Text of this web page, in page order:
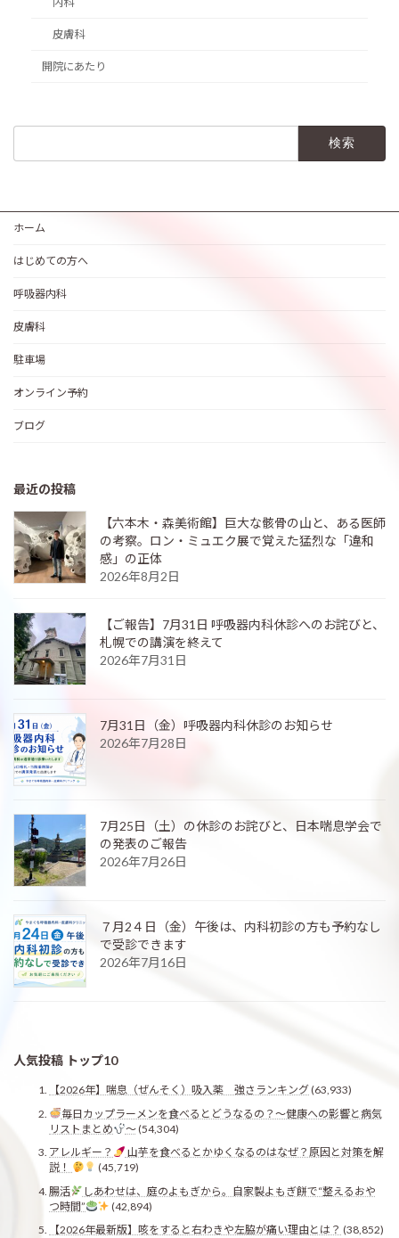
皮膚科
開院にあたり
ホーム
はじめての方へ
呼吸器内科
皮膚科
駐車場
オンライン予約
ブログ
最近の投稿
【六本木・森美術館】巨大な骸骨の山と、ある医師
の考察。ロン・ミュエク展で覚えた猛烈な「違和
感」の正体
2026年8月2日
【ご報告】7月31日 呼吸器内科休診へのお詫びと、
札幌での講演を終えて
2026年7月31日
7月31日（金）呼吸器内科休診のお知らせ
2026年7月28日
7月25日（土）の休診のお詫びと、日本喘息学会で
の発表のご報告
2026年7月26日
７月2４日（金）午後は、内科初診の方も予約なし
で受診できます
2026年7月16日
人気投稿 トップ10
【2026年】喘息（ぜんそく）吸入薬 強さランキング(63,933)
毎日カップラーメンを食べるとどうなるの？〜健康への影響と病気
リストまとめ
〜(54,304)
アレルギー？
山芋を食べるとかゆくなるのはなぜ？原因と対策を解
説！
(45,719)
腸活
しあわせは、庭のよもぎから。自家製よもぎ餅で“整えるおや
つ時間”
(42,894)
【2026年最新版】咳をすると右わきや左脇が痛い理由とは？ (38,852)